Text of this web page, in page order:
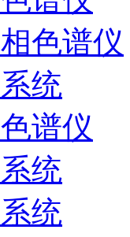
色谱仪
统
谱仪
统
统